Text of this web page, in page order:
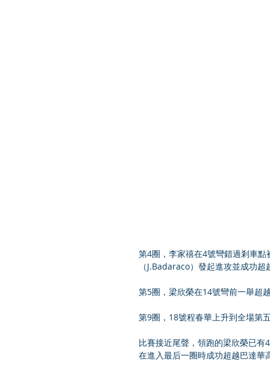
第4圈，李家禧在4號彎錯過剎車
（J.Badaraco）發起進攻並成功超
第5圈，梁欣榮在14號彎前一舉超
第9圈，18號程春華上升到全場第
比賽接近尾聲，領跑的梁欣榮已
在進入最后一圈時成功超越巴達華